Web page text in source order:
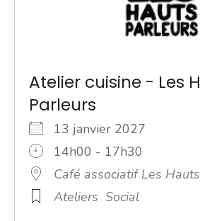
Atelier cuisine - Les
Parleurs
13 janvier 2027
14h00 - 17h30
Café associatif Les
Ateliers Social